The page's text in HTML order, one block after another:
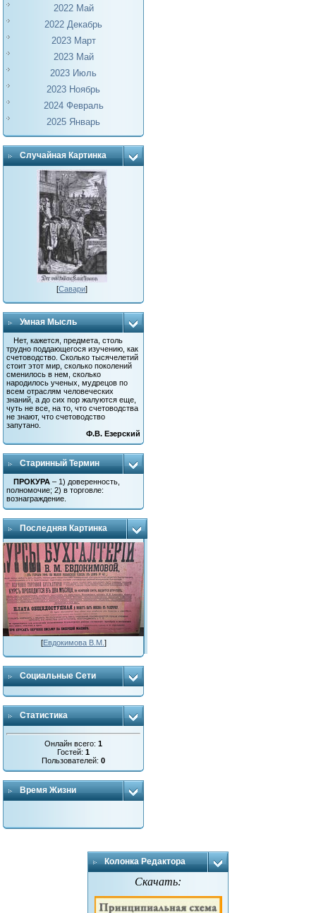
2022 Май
2022 Декабрь
2023 Март
2023 Май
2023 Июль
2023 Ноябрь
2024 Февраль
2025 Январь
Случайная Картинка
[Савари]
Умная Мысль
Нет, кажется, предмета, столь
трудно поддающегося изучению, как
счетоводство. Сколько тысячелетий
стоит этот мир, сколько поколений
сменилось в нем, сколько
народилось ученых, мудрецов по
всем отраслям человеческих
знаний, а до сих пор жалуются еще,
чуть не все, на то, что счетоводства
не знают, что счетоводство
запутано.
Ф.В. Езерский
Старинный Термин
ПРОКУРА – 1) доверенность,
полномочие; 2) в торговле:
вознаграждение.
Последняя Картинка
[Евдокимова В.М. ]
Социальные Сети
Статистика
Онлайн всего:1
Гостей:1
Пользователей:0
Время Жизни
Колонка Редактора
Скачать: